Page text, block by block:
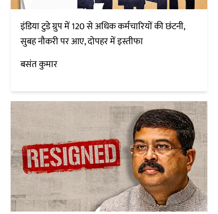
इंडिया टुडे ग्रुप में 120 से अधिक कर्मचारियों की छंटनी,
सुबह नौकरी पर आए, दोपहर में इस्तीफा
बसंत कुमार